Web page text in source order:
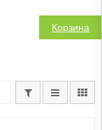
Корзина